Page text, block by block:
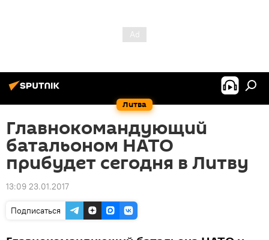
Литва
Главнокомандующий
батальоном НАТО
прибудет сегодня в Литву
13:09 23.01.2017
Подписаться